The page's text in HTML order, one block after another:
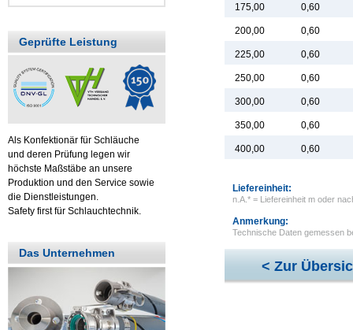
175,00 0,60
200,00 0,60
225,00 0,60
250,00 0,60
300,00 0,60
350,00 0,60
400,00 0,60
Liefereinheit:
n.A.* = Liefereinheit m oder
Anmerkung:
Technische Daten gemessen
< Zur
Geprüfte Leistung
Als Konfektionär für Schläuche
und deren Prüfung legen wir
höchste Maßstäbe an unsere
Produktion und den Service sowie
die Dienstleistungen.
Safety first für Schlauchtechnik.
Das Unternehmen